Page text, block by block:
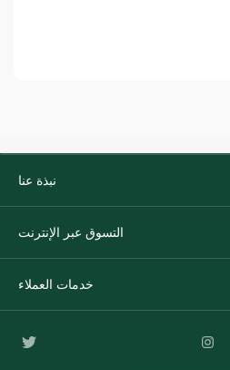
نبذة عنا
التسوق عبر الإنترنت
خدمات العملاء